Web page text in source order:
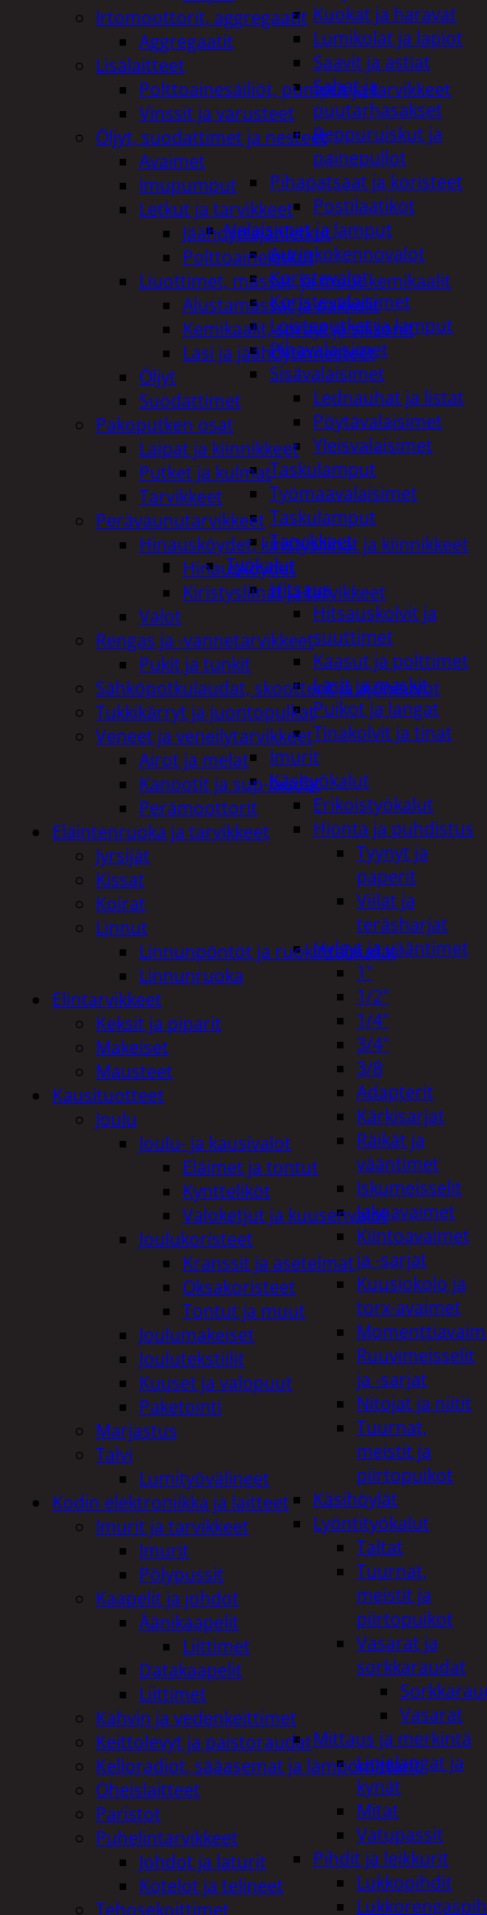
Kuokat ja haravat
Lumikolat ja lapiot
Saavit ja astiat
Sahat ja
puutarhasakset
Reppuruiskut ja
painepullot
Pihapatsaat ja koristeet
Postilaatikot
Valaisimet ja lamput
Aurinkokennovalot
Koristevalot
Koristevalaisimet
Loisteputket ja lamput
Pihavalaisimet
Sisävalaisimet
Lednauhat ja listat
Pöytävalaisimet
Yleisvalaisimet
Taskulamput
Työmaavalaisimet
Taskulamput
Tarvikkeet
Työkalut
Hitsaus
Hitsauskolvit ja
suuttimet
Kaasut ja polttimet
Lasit ja maskit
Puikot ja langat
Tinakolvit ja tinat
Imurit
Käsityökalut
Erikoistyökalut
Hionta ja puhdistus
Tyynyt ja
paperit
Viilat ja
teräsharjat
Hylsyt ja vääntimet
1"
1/2"
1/4"
3/4"
3/8
Adapterit
Kärkisarjat
Räikät ja
vääntimet
Iskumeisselit
Jakoavaimet
Kiintoavaimet
ja -sarjat
Kuusiokolo ja
torx-avaimet
Ruuvimeisselit
ja -sarjat
Nitojat ja niitit
Tuurnat,
meistit ja
piirtopuikot
Käsihöylät
Lyöntityökalut
Taltat
Tuurnat,
meistit ja
piirtopuikot
Vasarat ja
sorkkaraudat
Vasarat
Mittaus ja merkintä
Linjalangat ja
kynät
Mitat
Vatupassit
Pihdit ja leikkurit
Lukkopihdit
Irtomoottorit, aggregaatit
Aggregaatit
Lisälaitteet
Polttoainesäiliöt, pumput ja tarvikkeet
Vinssit ja varusteet
Öljyt, suodattimet ja nesteet
Avaimet
Imupumput
Letkut ja tarvikkeet
Jäähdyttäjänletkut
Polttoaineletkut
Liuottimet, massat, ja muut kemikaalit
Alustamassat ja pakkelit
Kemikaalit, sprayt ja silikonit
Lasi ja jäähdytinnesteet
Öljyt
Suodattimet
Pakoputken osat
Laipat ja kiinnikkeet
Putket ja kulmat
Tarvikkeet
Perävaunutarvikkeet
Hinausköydet, kiristysliinat ja kiinnikkeet
Hinausköydet
Kiristysliinat ja tarvikkeet
Valot
Rengas ja -vannetarvikkeet
Pukit ja tunkit
Sähköpotkulaudat, skootterit ja ajoneuvot
Tukkikärryt ja juontopulkat
Veneet ja veneilytarvikkeet
Airot ja melat
Kanootit ja sup-laudat
Perämoottorit
Eläintenruoka ja tarvikkeet
Jyrsijät
Kissat
Koirat
Linnut
Linnunpöntöt ja ruokintalaudat
Linnunruoka
Elintarvikkeet
Keksit ja piparit
Makeiset
Mausteet
Kausituotteet
Joulu
Joulu- ja kausivalot
Eläimet ja tontut
Kyntteliköt
Valoketjut ja kuusenvalot
Joulukoristeet
Kranssit ja asetelmat
Oksakoristeet
Tontut ja muut
Joulumakeiset
Joulutekstiilit
Kuuset ja valopuut
Paketointi
Marjastus
Talvi
Lumityövälineet
Kodin elektroniikka ja laitteet
Imurit ja tarvikkeet
Imurit
Pölypussit
Kaapelit ja johdot
Äänikaapelit
Liittimet
Datakaapelit
Liittimet
Kahvin ja vedenkeittimet
Keittolevyt ja paistoraudat
Kelloradiot, sääasemat ja lämpömittarit
Oheislaitteet
Paristot
Puhelintarvikkeet
Johdot ja laturit
Kotelot ja telineet
Tehosekoittimet